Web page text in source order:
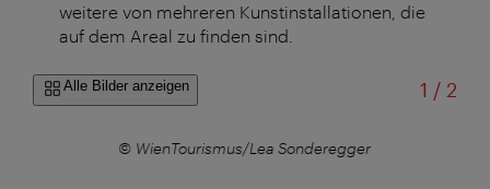
weitere von mehreren Kunstinstallationen, die
auf dem Areal zu finden sind.
Alle Bilder anzeigen 1 /von
2
© WienTourismus/Lea Sonderegger